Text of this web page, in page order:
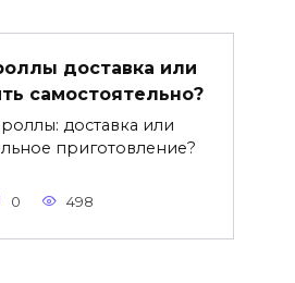
доставка или
самостоятельно?
доставка или
приготовление?
0 498